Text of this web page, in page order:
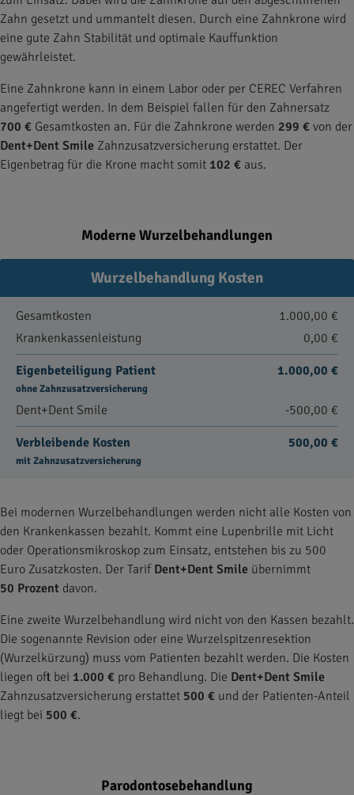
Zahn gesetzt und ummantelt diesen. Durch eine Zahnkrone wird
eine gute Zahn Stabilität und optimale Kauffunktion
gewährleistet.
Eine Zahnkrone kann in einem Labor oder per CEREC Verfahren
angefertigt werden. In dem Beispiel fallen für den Zahnersatz
700 € Gesamtkosten an. Für die Zahnkrone werden 299 € von der
Dent+Dent Smile Zahnzusatzversicherung erstattet. Der
Eigenbetrag für die Krone macht somit 102 € aus.
Moderne Wurzelbehandlungen
Wurzelbehandlung Kosten
Gesamtkosten
1.000,00 €
Krankenkassenleistung
0,00 €
Eigenbeteiligung Patient
ohne Zahnzusatzversicherung
1.000,00 €
Dent+Dent Smile -500,00 €
Verbleibende Kosten
mit Zahnzusatzversicherung
500,00 €
Bei modernen Wurzelbehandlungen werden nicht alle Kosten von
den Krankenkassen bezahlt. Kommt eine Lupenbrille mit Licht
oder Operationsmikroskop zum Einsatz, entstehen bis zu 500
Euro Zusatzkosten. Der Tarif Dent+Dent Smile übernimmt
50 Prozent davon.
Eine zweite Wurzelbehandlung wird nicht von den Kassen bezahlt.
Die sogenannte Revision oder eine Wurzelspitzenresektion
(Wurzelkürzung) muss vom Patienten bezahlt werden. Die Kosten
liegen oft bei 1.000 € pro Behandlung. Die Dent+Dent Smile
Zahnzusatzversicherung erstattet 500 € und der Patienten-Anteil
liegt bei 500 €.
Parodontosebehandlung